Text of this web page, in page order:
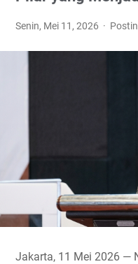
Senin, Mei 11, 2026
Jakarta, 11 Mei 2026 —